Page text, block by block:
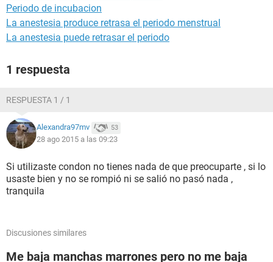
Periodo de incubacion
La anestesia produce retrasa el periodo menstrual
La anestesia puede retrasar el periodo
1 respuesta
RESPUESTA 1 / 1
Alexandra97mv 53
28 ago 2015 a las 09:23
Si utilizaste condon no tienes nada de que preocuparte , si lo
usaste bien y no se rompió ni se salió no pasó nada ,
tranquila
Discusiones similares
Me baja manchas marrones pero no me baja